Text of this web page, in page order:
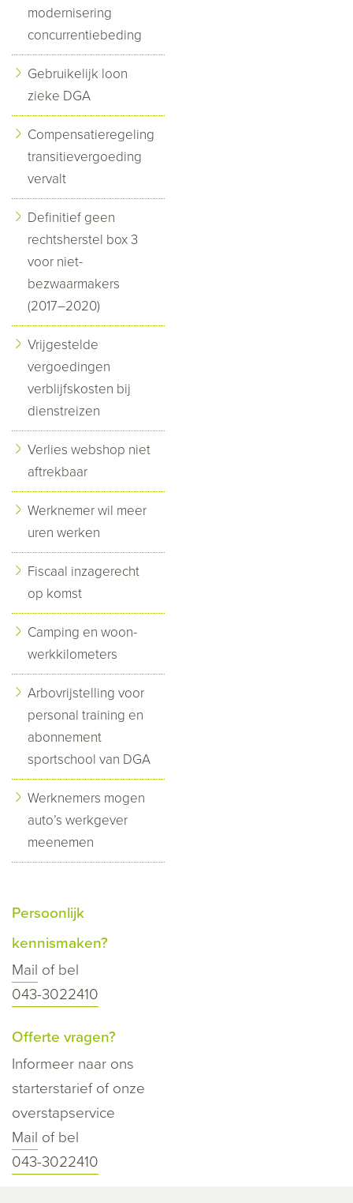
modernisering
concurrentiebeding
Gebruikelijk loon
zieke DGA
Compensatieregeling
transitievergoeding
vervalt
Definitief geen
rechtsherstel box 3
voor niet-
bezwaarmakers
(2017–2020)
Vrijgestelde
vergoedingen
verblijfskosten bij
dienstreizen
Verlies webshop niet
aftrekbaar
Werknemer wil meer
uren werken
Fiscaal inzagerecht
op komst
Camping en woon-
werkkilometers
Arbovrijstelling voor
personal training en
abonnement
sportschool van DGA
Werknemers mogen
auto’s werkgever
meenemen
Persoonlijk
kennismaken?
Mail of bel
043-3022410
Offerte vragen?
Informeer naar ons
starterstarief of onze
overstapservice
Mail of bel
043-3022410